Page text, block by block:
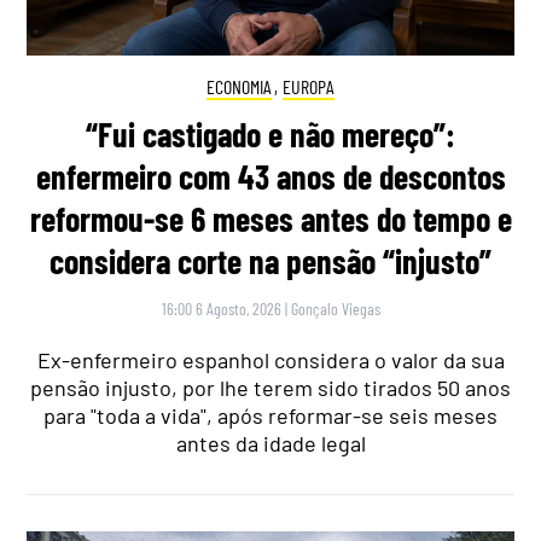
ECONOMIA , EUROPA
“Fui castigado e não mereço”:
enfermeiro com 43 anos de descontos
reformou-se 6 meses antes do tempo e
considera corte na pensão “injusto”
16:00 6 Agosto, 2026 | Gonçalo Viegas
Ex-enfermeiro espanhol considera o valor da sua
pensão injusto, por lhe terem sido tirados 50 anos
para "toda a vida", após reformar-se seis meses
antes da idade legal